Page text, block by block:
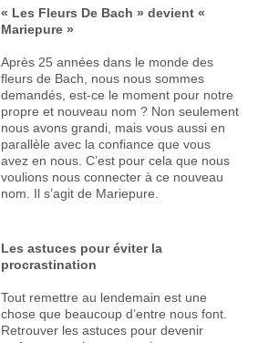
« Les Fleurs De Bach » devient «
Mariepure »
Après 25 années dans le monde des
fleurs de Bach, nous nous sommes
demandés, est-ce le moment pour notre
propre et nouveau nom ? Non seulement
nous avons grandi, mais vous aussi en
parallèle avec la confiance que vous
avez en nous. C’est pour cela que nous
voulions nous connecter à ce nouveau
nom. Il s’agit de Mariepure.
Les astuces pour éviter la
procrastination
Tout remettre au lendemain est une
chose que beaucoup d’entre nous font.
Retrouver les astuces pour devenir